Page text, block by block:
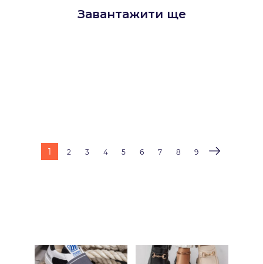
Завантажити ще
1 2 3 4 5 6 7 8 9